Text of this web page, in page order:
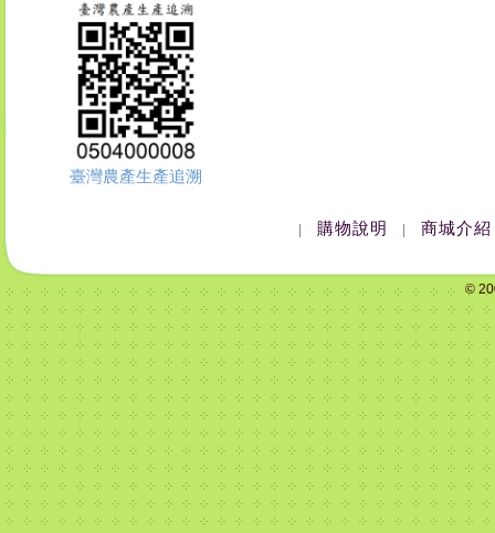
臺灣農產生產追溯
購物說明 商城介紹
©